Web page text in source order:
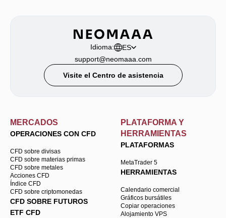
Idioma:
ES
support@neomaaa.com
Visite el Centro de asistencia
MERCADOS
OPERACIONES CON CFD
CFD sobre divisas
CFD sobre materias primas
CFD sobre metales
Acciones CFD
Índice CFD
CFD sobre criptomonedas
CFD SOBRE FUTUROS
ETF CFD
PLATAFORMA Y
HERRAMIENTAS
PLATAFORMAS
MetaTrader 5
HERRAMIENTAS
Calendario comercial
Gráficos bursátiles
Copiar operaciones
Alojamiento VPS